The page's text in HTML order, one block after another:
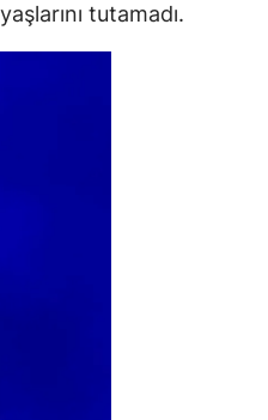
tutamadı.